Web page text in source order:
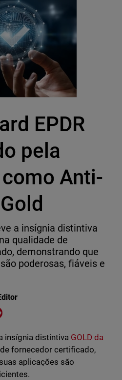
EPDR
pela
como Anti-
a insígnia distintiva
qualidade de
demonstrando que
poderosas, fiáveis e
X
Share on Reddit
insígnia distintiva GOLD da
fornecedor certificado,
aplicações são